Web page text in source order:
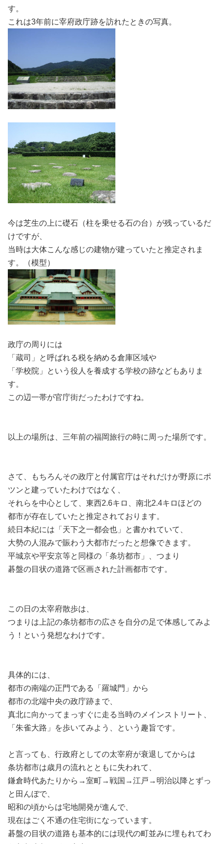
す。
これは3年前に宰府政庁跡を訪れたときの写真。
今は芝生の上に礎石（柱を乗せる石の台）が残っているだ
けですが、
当時は大体こんな感じの建物が建っていたと推定されま
す。（模型）
政庁の周りには
「蔵司」と呼ばれる税を納める倉庫区域や
「学校院」という役人を養成する学校の跡などもありま
す。
この辺一帯が官庁街だったわけですね。
以上の場所は、三年前の福岡旅行の時に周った場所です。
さて、もちろんその政庁と付属官庁はそれだけが野原にポ
ツンと建っていたわけではなく、
それらを中心として、東西2.6キロ、南北2.4キロほどの
都市が存在していたと推定されております。
続日本紀には「天下之一都会也」と書かれていて、
大勢の人混みで賑わう大都市だったと想像できます。
平城京や平安京等と同様の「条坊都市」、つまり
碁盤の目状の道路で区画された計画都市です。
この日の太宰府散歩は、
つまりは上記の条坊都市の広さを自分の足で体感してみよ
う！という発想なわけです。
具体的には、
都市の南端の正門である「羅城門」から
都市の北端中央の政庁跡まで、
真北に向かってまっすぐに走る当時のメインストリート、
「朱雀大路」を歩いてみよう、という趣旨です。
と言っても、行政府としての太宰府が衰退してからは
条坊都市は歳月の流れとともに失われて、
鎌倉時代あたりから→室町→戦国→江戸→明治以降とずっ
と田んぼで、
昭和の頃からは宅地開発が進んで、
現在はごく不通の住宅街になっています。
碁盤の目状の道路も基本的には現代の町並みに埋もれてわ